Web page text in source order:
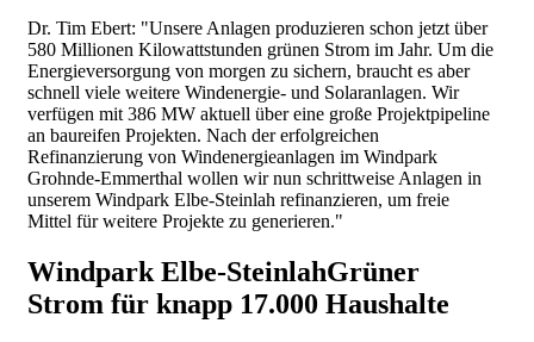
Dr. Tim Ebert: "Unsere Anlagen produzieren schon jetzt über
580 Millionen Kilowattstunden grünen Strom im Jahr. Um die
Energieversorgung von morgen zu sichern, braucht es aber
schnell viele weitere Windenergie- und Solaranlagen. Wir
verfügen mit386 MW aktuell über eine große Projektpipeline
an baureifen Projekten. Nach der erfolgreichen
Refinanzierung von Windenergieanlagen im Windpark
Grohnde-Emmerthal wollen wir nun schrittweise Anlagen in
unserem Windpark Elbe-Steinlah refinanzieren, um freie
Mittel für weitere Projekte zu generieren."
Windpark Elbe-SteinlahGrüner
Strom für knapp 17.000 Haushalte